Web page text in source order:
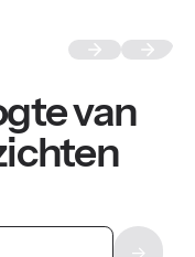
van